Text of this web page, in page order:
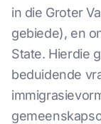
in die Groter
gebiede), en
State. Hierdie
beduidende